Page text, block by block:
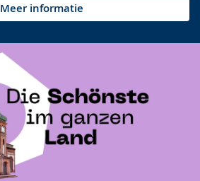
Meer informatie